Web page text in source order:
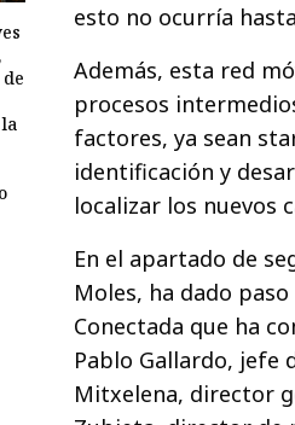
esto no ocurría
Además, esta red
procesos
factores, ya sean
identificación y
localizar los nuevos
En el apartado de
Moles, ha dado
Conectada que ha
Pablo Gallardo, jefe
Mitxelena, director